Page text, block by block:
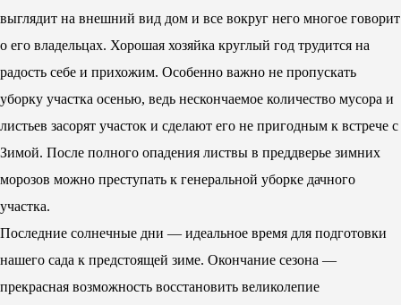
выглядит на внешний вид дом и все вокруг него многое говорит
о его владельцах. Хорошая хозяйка круглый год трудится на
радость себе и прихожим. Особенно важно не пропускать
уборку участка осенью, ведь нескончаемое количество мусора и
листьев засорят участок и сделают его не пригодным к встрече с
Зимой. После полного опадения листвы в преддверье зимних
морозов можно преступать к генеральной уборке дачного
участка.
Последние солнечные дни — идеальное время для подготовки
нашего сада к предстоящей зиме. Окончание сезона —
прекрасная возможность восстановить великолепие